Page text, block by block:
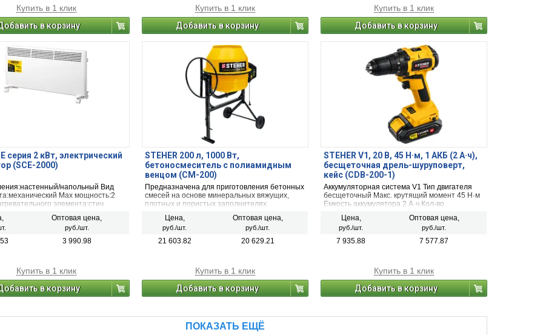
Купить в 1 клик
в корзину
Купить в 1 клик
Добавить в корзину
Купить в 1 клик
Добавить в корзину
Е серия 2 кВт, электрический
(SCE-2000)
напольный Вид
Max мощность:2
элемента:стич
м² Длина шнура:1.4 м Материал
Оптовая цена,
руб./шт.
3 990.98
Купить в 1 клик
в корзину
STEHER 200 л, 1000 Вт,
бетоносмеситель с полиамидным
венцом (CM-200)
Предназначена для приготовления бетонных
смесей на основе минеральных вяжущих,
плотных и пористых заполнителях
Цена,
руб./шт.
Оптовая цена,
руб./шт.
21 603.82 20 629.21
Купить в 1 клик
Добавить в корзину
STEHER V1, 20 В, 45 Н·м, 1 АКБ (2 А·ч),
бесщеточная дрель-шуруповерт,
кейс (CDB-200-1)
Аккумуляторная система V1 Тип двигателя
бесщеточный Макс. крутящий момент 45 Н·м
Емкость аккумулятора 2 А·ч Кол-во
(рыбалки) нет
Цена,
руб./шт.
Оптовая цена,
руб./шт.
7 935.88 7 577.87
Купить в 1 клик
Добавить в корзину
ПОКАЗАТЬ ЕЩЁ